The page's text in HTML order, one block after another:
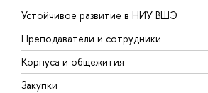
Устойчивое развитие в НИУ ВШЭ
Преподаватели и сотрудники
Корпуса и общежития
Закупки